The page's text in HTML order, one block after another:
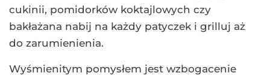
cukinii, pomidorków koktajlowych czy
bakłażana nabij na każdy patyczek i grilluj aż
do zarumienienia.
Wyśmienitym pomysłem jest wzbogacenie